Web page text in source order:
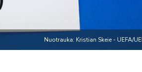
Nuotrauka: Kristian Skeie - UEFA/